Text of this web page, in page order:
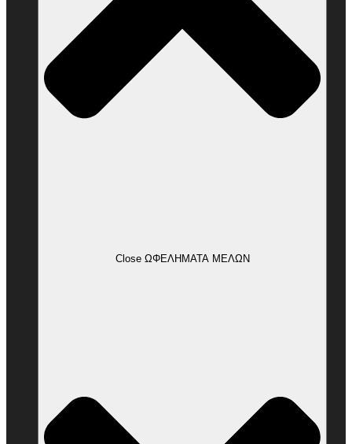
Close ΩΦΕΛΗΜΑΤΑ ΜΕΛΩΝ